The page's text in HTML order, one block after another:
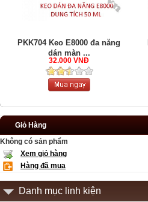
PKK704 Keo E8000 đa năng
dán màn ...
32.000 VNĐ
Giỏ Hàng
Không có sản phẩm
Xem giỏ hàng
Hàng đã mua
Danh mục linh kiện